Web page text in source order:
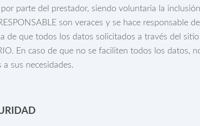
parte del prestador, siendo voluntaria la
son veraces y se hace responsable
de que todos los datos solicitados a través del
En caso de que no se faciliten todos los datos,
sus necesidades.